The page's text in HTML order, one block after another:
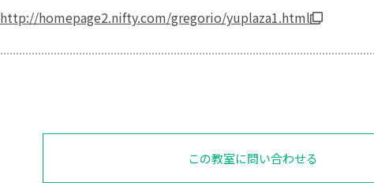
http://homepage2.nifty.com/gregorio/yuplaza1.html
この教室に問い合わせる